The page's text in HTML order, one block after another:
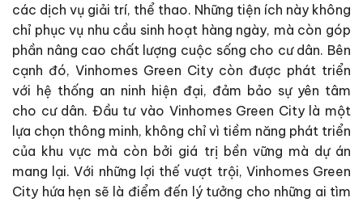
các dịch vụ giải trí, thể thao. Những tiện ích này không
chỉ phục vụ nhu cầu sinh hoạt hàng ngày, mà còn góp
phần nâng cao chất lượng cuộc sống cho cư dân. Bên
cạnh đó, Vinhomes Green City còn được phát triển
với hệ thống an ninh hiện đại, đảm bảo sự yên tâm
cho cư dân. Đầu tư vào Vinhomes Green City là một
lựa chọn thông minh, không chỉ vì tiềm năng phát triển
của khu vực mà còn bởi giá trị bền vững mà dự án
mang lại. Với những lợi thế vượt trội, Vinhomes Green
City hứa hẹn sẽ là điểm đến lý tưởng cho những ai tìm